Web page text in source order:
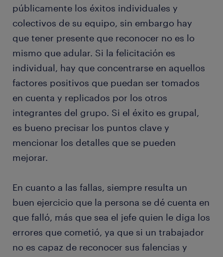
públicamente los éxitos individuales y
colectivos de su equipo, sin embargo hay
que tener presente que reconocer no es lo
mismo que adular. Si la felicitación es
individual, hay que concentrarse en aquellos
factores positivos que puedan ser tomados
en cuenta y replicados por los otros
integrantes del grupo. Si el éxito es grupal,
es bueno precisar los puntos clave y
mencionar los detalles que se pueden
mejorar.
En cuanto a las fallas, siempre resulta un
buen ejercicio que la persona se dé cuenta en
que falló, más que sea el jefe quien le diga los
errores que cometió, ya que si un trabajador
no es capaz de reconocer sus falencias y